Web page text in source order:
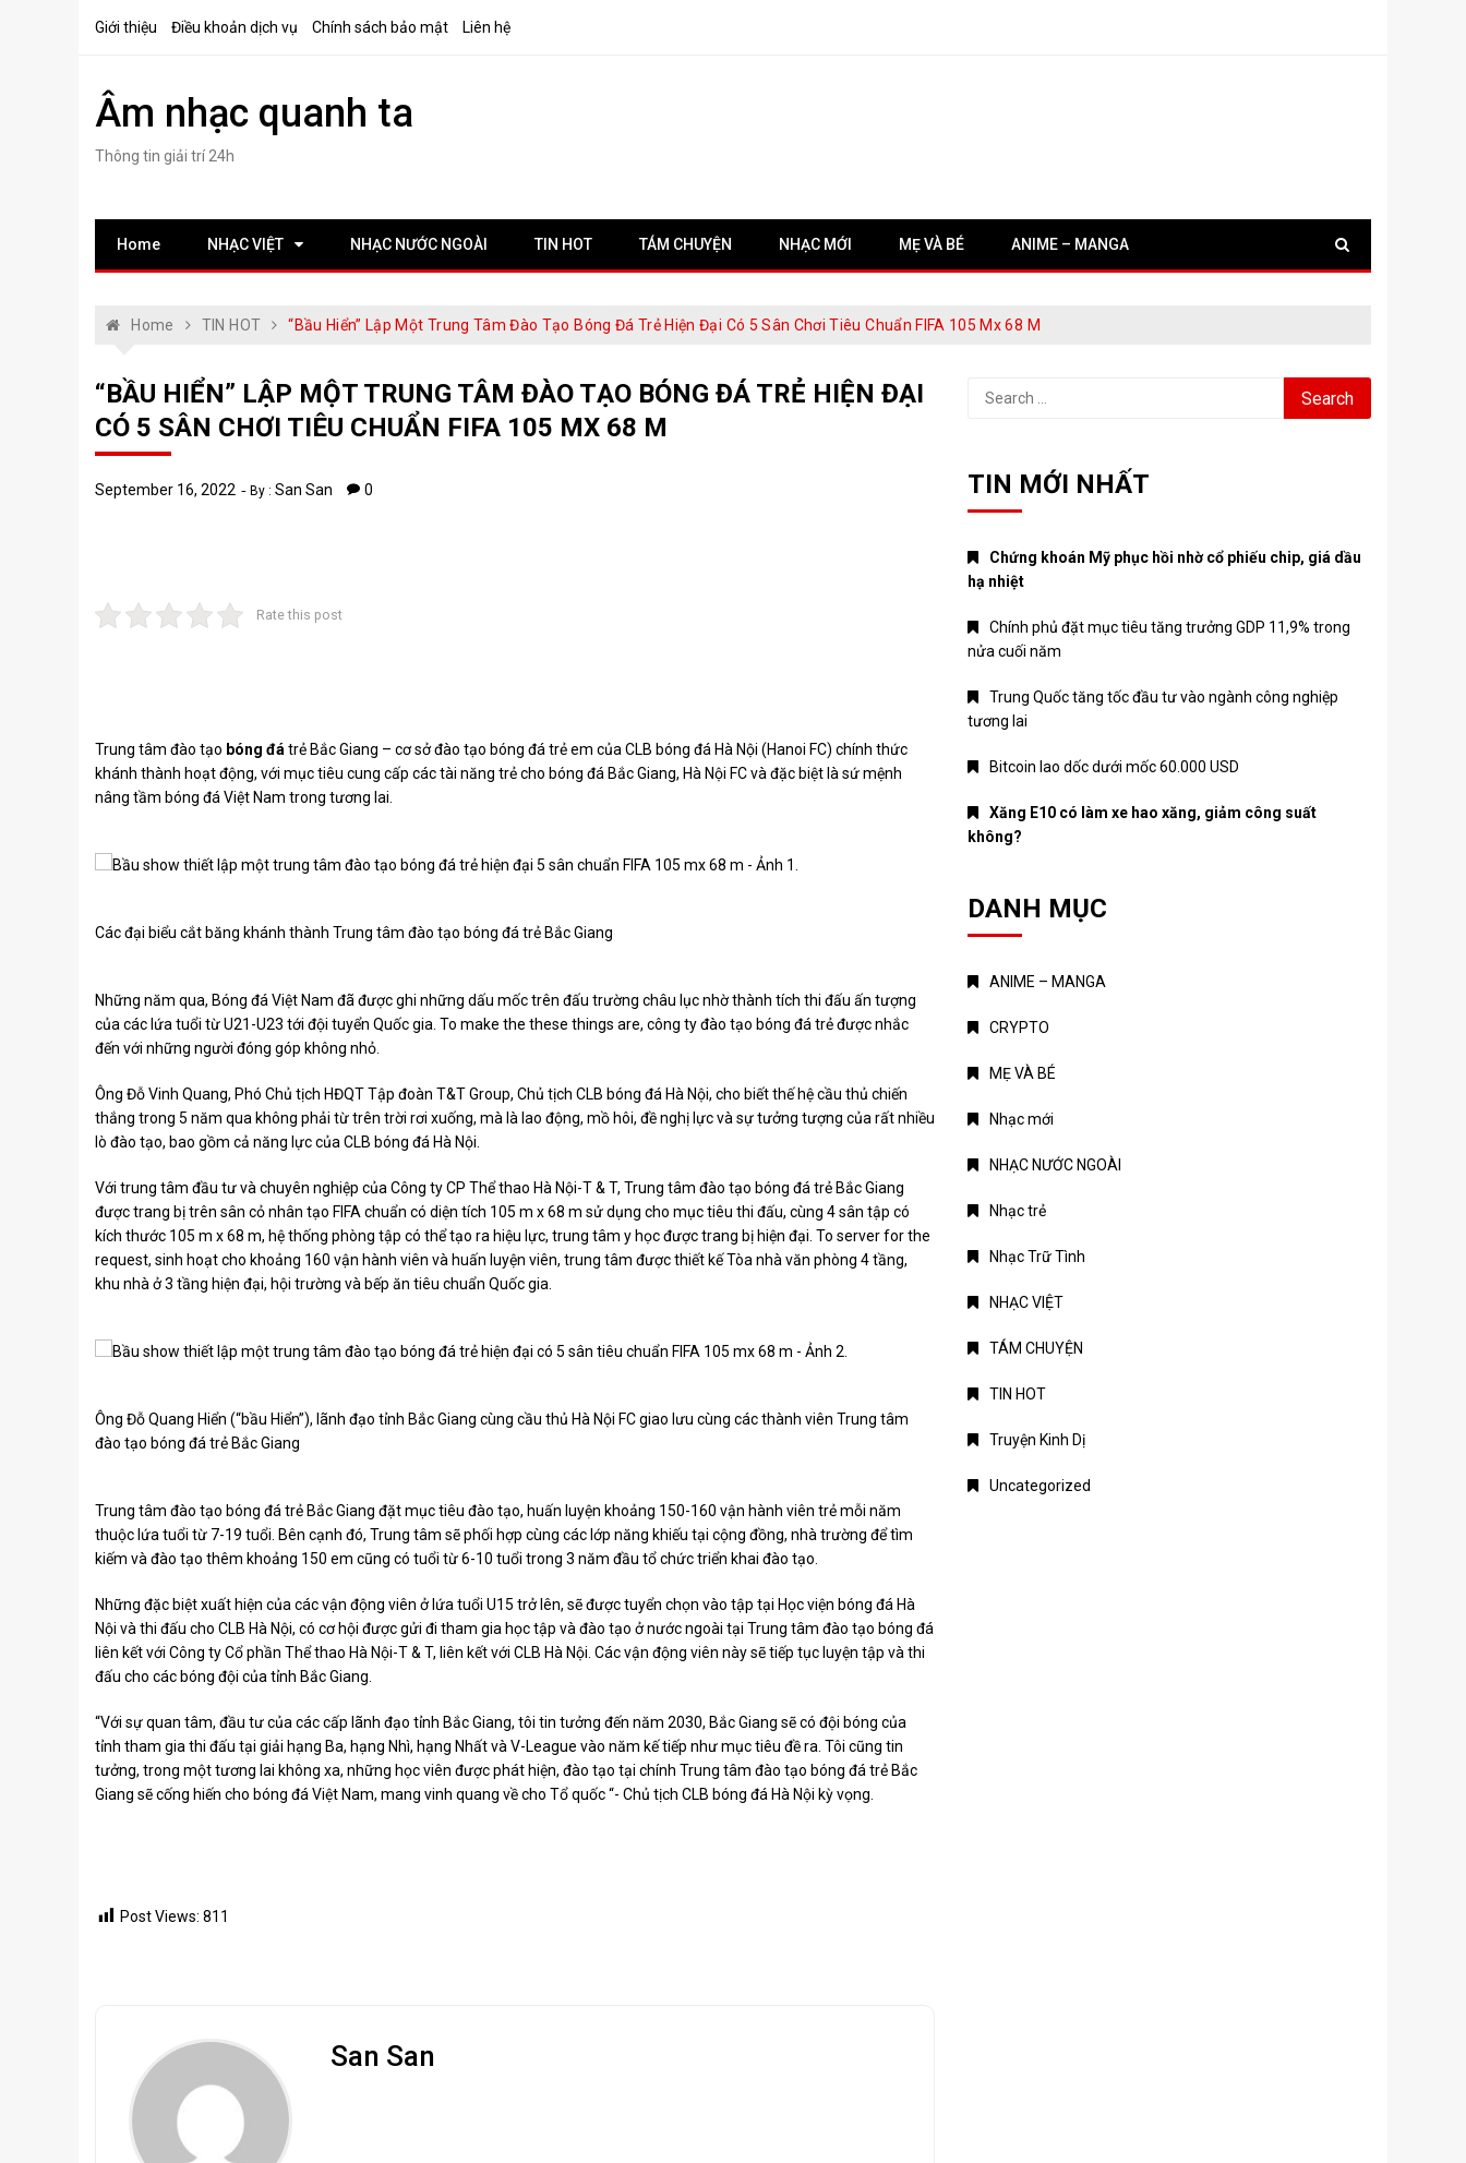
Giới thiệu Điều khoản dịch vụ Chính sách bảo mật Liên hệ
Âm nhạc quanh ta
Thông tin giải trí 24h
Home NHẠC VIỆT NHẠC NƯỚC NGOÀI TIN HOT TÁM CHUYỆN NHẠC MỚI MẸ VÀ BÉ ANIME – MANGA
Home TIN HOT “Bầu Hiển” Lập Một Trung Tâm Đào Tạo Bóng Đá Trẻ Hiện Đại Có 5 Sân Chơi Tiêu Chuẩn FIFA 105 Mx 68 M
“BẦU HIỂN” LẬP MỘT TRUNG TÂM ĐÀO TẠO BÓNG ĐÁ TRẺ HIỆN ĐẠI
CÓ 5 SÂN CHƠI TIÊU CHUẨN FIFA 105 MX 68 M
September 16, 2022 By : San San 0
Rate this post
Trung tâm đào tạo bóng đá trẻ Bắc Giang – cơ sở đào tạo bóng đá trẻ em của CLB bóng đá Hà Nội (Hanoi FC) chính thức
khánh thành hoạt động, với mục tiêu cung cấp các tài năng trẻ cho bóng đá Bắc Giang, Hà Nội FC và đặc biệt là sứ mệnh
nâng tầm bóng đá Việt Nam trong tương lai.
Các đại biểu cắt băng khánh thành Trung tâm đào tạo bóng đá trẻ Bắc Giang
Những năm qua, Bóng đá Việt Nam đã được ghi những dấu mốc trên đấu trường châu lục nhờ thành tích thi đấu ấn tượng
của các lứa tuổi từ U21-U23 tới đội tuyển Quốc gia. To make the these things are, công ty đào tạo bóng đá trẻ được nhắc
đến với những người đóng góp không nhỏ.
Ông Đỗ Vinh Quang, Phó Chủ tịch HĐQT Tập đoàn T&T Group, Chủ tịch CLB bóng đá Hà Nội, cho biết thế hệ cầu thủ chiến
thắng trong 5 năm qua không phải từ trên trời rơi xuống, mà là lao động, mồ hôi, đề nghị lực và sự tưởng tượng của rất nhiều
lò đào tạo, bao gồm cả năng lực của CLB bóng đá Hà Nội.
Với trung tâm đầu tư và chuyên nghiệp của Công ty CP Thể thao Hà Nội-T & T, Trung tâm đào tạo bóng đá trẻ Bắc Giang
được trang bị trên sân cỏ nhân tạo FIFA chuẩn có diện tích 105 m x 68 m sử dụng cho mục tiêu thi đấu, cùng 4 sân tập có
kích thước 105 m x 68 m, hệ thống phòng tập có thể tạo ra hiệu lực, trung tâm y học được trang bị hiện đại. To server for the
request, sinh hoạt cho khoảng 160 vận hành viên và huấn luyện viên, trung tâm được thiết kế Tòa nhà văn phòng 4 tầng,
khu nhà ở 3 tầng hiện đại, hội trường và bếp ăn tiêu chuẩn Quốc gia.
Ông Đỗ Quang Hiển (“bầu Hiển”), lãnh đạo tỉnh Bắc Giang cùng cầu thủ Hà Nội FC giao lưu cùng các thành viên Trung tâm
đào tạo bóng đá trẻ Bắc Giang
Trung tâm đào tạo bóng đá trẻ Bắc Giang đặt mục tiêu đào tạo, huấn luyện khoảng 150-160 vận hành viên trẻ mỗi năm
thuộc lứa tuổi từ 7-19 tuổi. Bên cạnh đó, Trung tâm sẽ phối hợp cùng các lớp năng khiếu tại cộng đồng, nhà trường để tìm
kiếm và đào tạo thêm khoảng 150 em cũng có tuổi từ 6-10 tuổi trong 3 năm đầu tổ chức triển khai đào tạo.
Những đặc biệt xuất hiện của các vận động viên ở lứa tuổi U15 trở lên, sẽ được tuyển chọn vào tập tại Học viện bóng đá Hà
Nội và thi đấu cho CLB Hà Nội, có cơ hội được gửi đi tham gia học tập và đào tạo ở nước ngoài tại Trung tâm đào tạo bóng đá
liên kết với Công ty Cổ phần Thể thao Hà Nội-T & T, liên kết với CLB Hà Nội. Các vận động viên này sẽ tiếp tục luyện tập và thi
đấu cho các bóng đội của tỉnh Bắc Giang.
“Với sự quan tâm, đầu tư của các cấp lãnh đạo tỉnh Bắc Giang, tôi tin tưởng đến năm 2030, Bắc Giang sẽ có đội bóng của
tỉnh tham gia thi đấu tại giải hạng Ba, hạng Nhì, hạng Nhất và V-League vào năm kế tiếp như mục tiêu đề ra. Tôi cũng tin
tưởng, trong một tương lai không xa, những học viên được phát hiện, đào tạo tại chính Trung tâm đào tạo bóng đá trẻ Bắc
Giang sẽ cống hiến cho bóng đá Việt Nam, mang vinh quang về cho Tổ quốc “- Chủ tịch CLB bóng đá Hà Nội kỳ vọng.
Post Views: 811
San San
Search
TIN MỚI NHẤT
Chứng khoán Mỹ phục hồi nhờ cổ phiếu chip, giá dầu
hạ nhiệt
Chính phủ đặt mục tiêu tăng trưởng GDP 11,9% trong
nửa cuối năm
Trung Quốc tăng tốc đầu tư vào ngành công nghiệp
tương lai
Bitcoin lao dốc dưới mốc 60.000 USD
Xăng E10 có làm xe hao xăng, giảm công suất
không?
DANH MỤC
ANIME – MANGA
CRYPTO
MẸ VÀ BÉ
Nhạc mới
NHẠC NƯỚC NGOÀI
Nhạc trẻ
Nhạc Trữ Tình
NHẠC VIỆT
TÁM CHUYỆN
TIN HOT
Truyện Kinh Dị
Uncategorized